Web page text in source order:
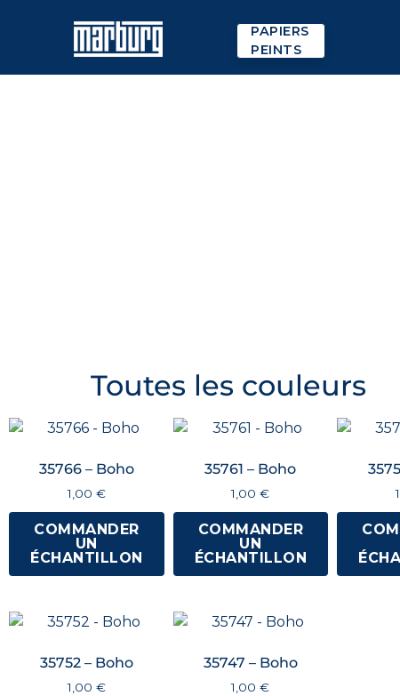
PAPIERS
PEINTS
Toutes les couleurs
35766 – Boho
1,00 €
COMMANDER
UN
ÉCHANTILLON
35761 – Boho
1,00€
COMMANDER
UN
ÉCHANTILLON
35752 – Boho
1,00 €
35747 – Boho
1,00€